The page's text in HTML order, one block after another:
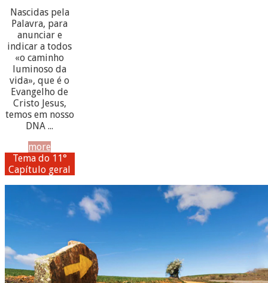
Nascidas pela
Palavra, para
anunciar e
indicar a todos
«o caminho
luminoso da
vida», que é o
Evangelho de
Cristo Jesus,
temos em nosso
DNA ...
more
Tema do 11°
Capítulo geral